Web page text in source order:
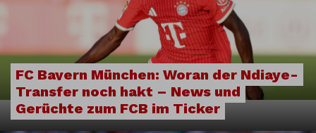
FC Bayern München: Woran der Ndiaye-
Transfer noch hakt – News und
Gerüchte zum FCB im Ticker